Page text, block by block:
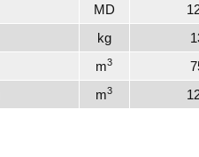
MD
kg
m3
m3